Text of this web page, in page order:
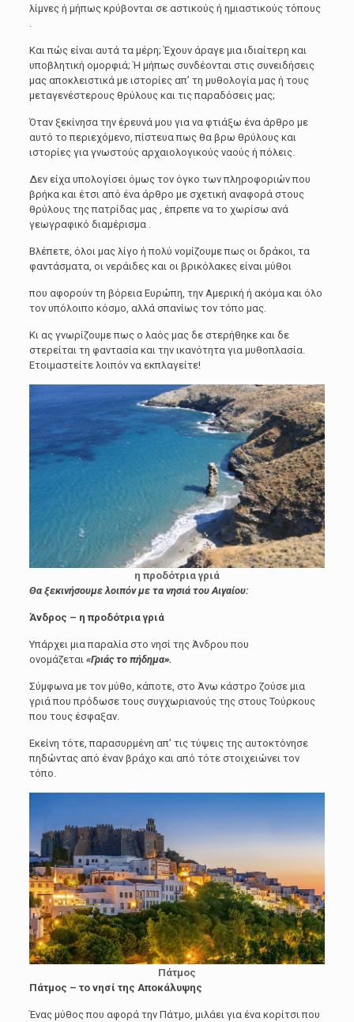
λίμνες ή μήπως κρύβονται σε αστικούς ή ημιαστικούς τόπους
Και πώς είναι αυτά τα μέρη; Έχουν άραγε μια ιδιαίτερη και
υποβλητική ομορφιά; Ή μήπως συνδέονται στις συνειδήσεις
μας αποκλειστικά με ιστορίες απ’ τη μυθολογία μας ή τους
μεταγενέστερους θρύλους και τις παραδόσεις μας;
Όταν ξεκίνησα την έρευνά μου για να φτιάξω ένα άρθρο με
αυτό το περιεχόμενο, πίστευα πως θα βρω θρύλους και
ιστορίες για γνωστούς αρχαιολογικούς ναούς ή πόλεις.
Δεν είχα υπολογίσει όμως τον όγκο των πληροφοριών που
βρήκα και έτσι από ένα άρθρο με σχετική αναφορά στους
θρύλους της πατρίδας μας , έπρεπε να το χωρίσω ανά
γεωγραφικό διαμέρισμα .
Βλέπετε, όλοι μας λίγο ή πολύ νομίζουμε πως οι δράκοι, τα
φαντάσματα, οι νεράιδες και οι βρικόλακες είναι μύθοι
που αφορούν τη βόρεια Ευρώπη, την Αμερική ή ακόμα και όλο
τον υπόλοιπο κόσμο, αλλά σπανίως τον τόπο μας.
Κι ας γνωρίζουμε πως ο λαός μας δε στερήθηκε και δε
στερείται τη φαντασία και την ικανότητα για μυθοπλασία.
Ετοιμαστείτε λοιπόν να εκπλαγείτε!
η προδότρια γριά
Θα ξεκινήσουμε λοιπόν με τα νησιά του Αιγαίου:
Άνδρος – η προδότρια γριά
Υπάρχει μια παραλία στο νησί της Άνδρου που
ονομάζεται «Γριάς το πήδημα».
Σύμφωνα με τον μύθο, κάποτε, στο Άνω κάστρο ζούσε μια
γριά που πρόδωσε τους συγχωριανούς της στους Τούρκους
που τους έσφαξαν.
Εκείνη τότε, παρασυρμένη απ’ τις τύψεις της αυτοκτόνησε
πηδώντας από έναν βράχο και από τότε στοιχειώνει τον
τόπο.
Πάτμος
Πάτμος – το νησί της Αποκάλυψης
Ένας μύθος που αφορά την Πάτμο, μιλάει για ένα κορίτσι που